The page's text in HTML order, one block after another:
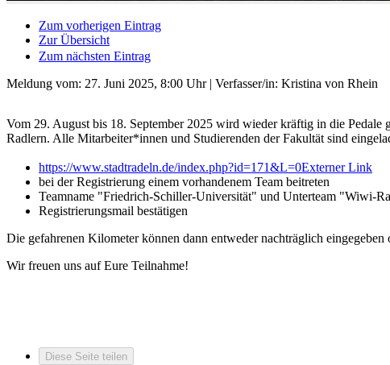
Zum vorherigen Eintrag
Zur Übersicht
Zum nächsten Eintrag
Meldung vom: 27. Juni 2025, 8:00 Uhr| Verfasser/in: Kristina von Rhein
Vom 29. August bis 18. September 2025 wird wieder kräftig in die
Radlern. Alle Mitarbeiter*innen und Studierenden der Fakultät sind
https://www.stadtradeln.de/index.php?id=171&L=0Externer Link
bei der Registrierung einem vorhandenem Team beitreten
Teamname "Friedrich-Schiller-Universität" und Unterteam "Wiwi-
Registrierungsmail bestätigen
Die gefahrenen Kilometer können dann entweder nachträglich
Wir freuen uns auf Eure Teilnahme!
Diese Seite teilen